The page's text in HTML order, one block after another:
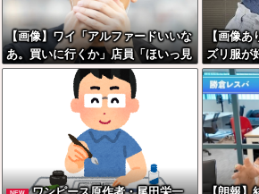
【画像】ワイ「アルファードいいな
あ。買いに行くか」店員「ほいっ見
積もりな！」ワイ「金額おかしく
ね？」←お前らもそう思うよ
な？？？？？
【画像
ズリ服が
NEW